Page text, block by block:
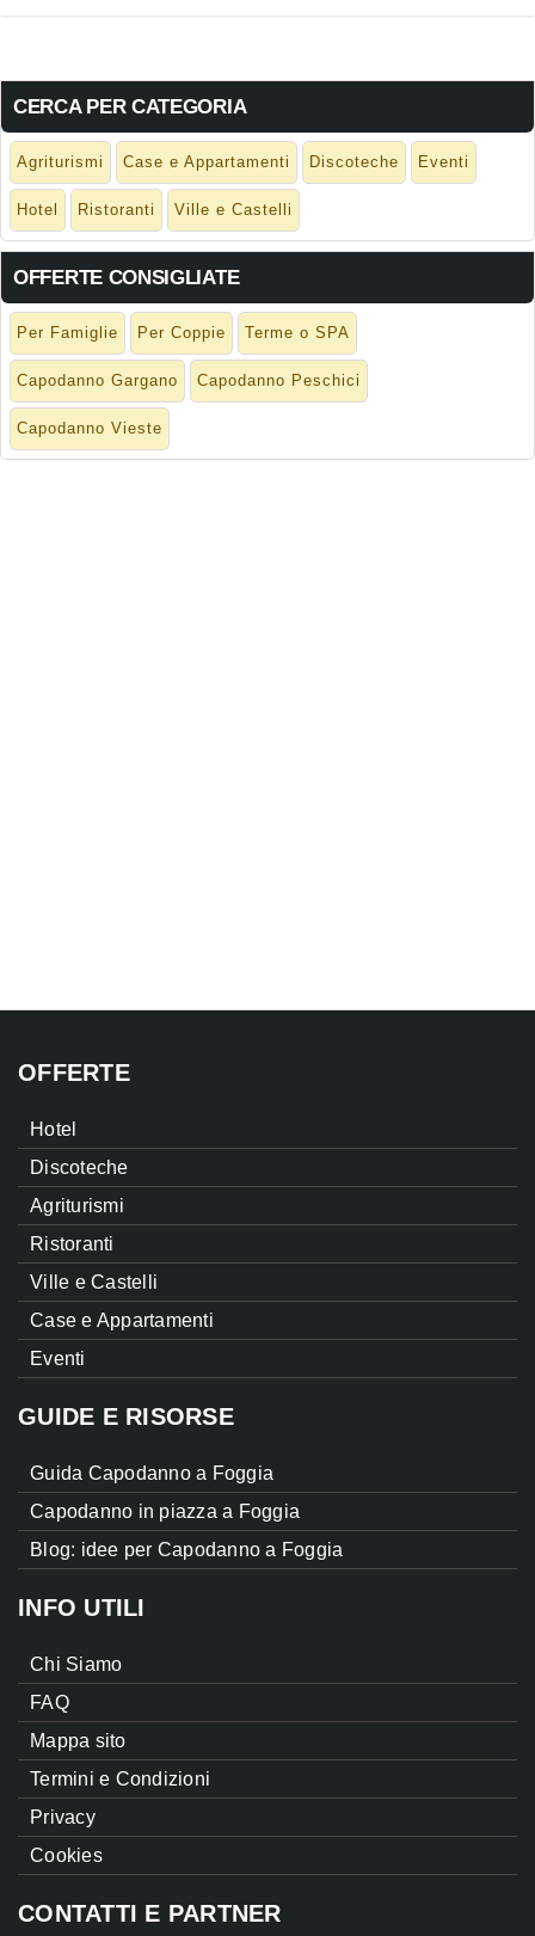
CERCA PER CATEGORIA
Agriturismi Case e Appartamenti Discoteche Eventi
Hotel Ristoranti Ville e Castelli
OFFERTE CONSIGLIATE
Per Famiglie Per Coppie Terme o SPA
Capodanno Gargano Capodanno Peschici
Capodanno Vieste
OFFERTE
Hotel
Discoteche
Agriturismi
Ristoranti
Ville e Castelli
Case e Appartamenti
Eventi
GUIDE E RISORSE
Guida Capodanno a Foggia
Capodanno in piazza a Foggia
Blog: idee per Capodanno a Foggia
INFO UTILI
Chi Siamo
FAQ
Mappa sito
Termini e Condizioni
Privacy
Cookies
CONTATTI E PARTNER